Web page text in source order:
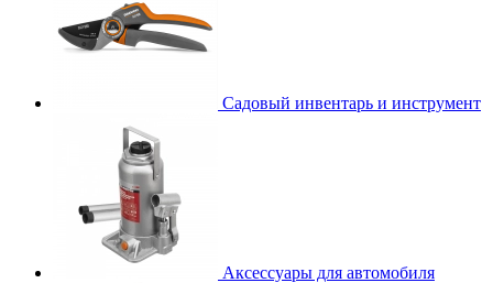
Садовый инвентарь и инструмент
Аксессуары для автомобиля